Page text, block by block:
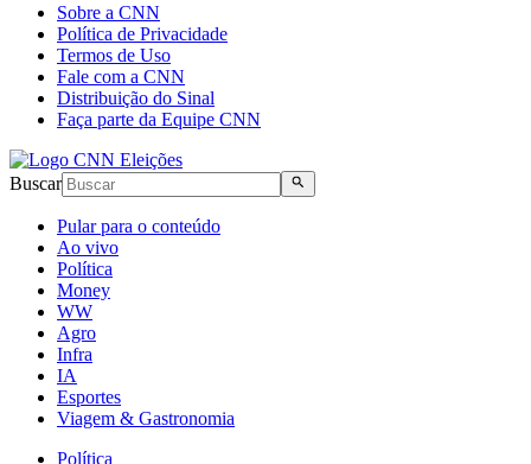
Sobre a CNN
Política de Privacidade
Termos de Uso
Fale com a CNN
Distribuição do Sinal
Faça parte da Equipe CNN
Buscar
Pular para o conteúdo
Ao vivo
Política
Money
WW
Agro
Infra
IA
Esportes
Viagem & Gastronomia
Política